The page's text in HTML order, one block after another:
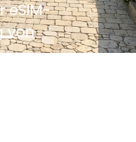
eSIM-
von